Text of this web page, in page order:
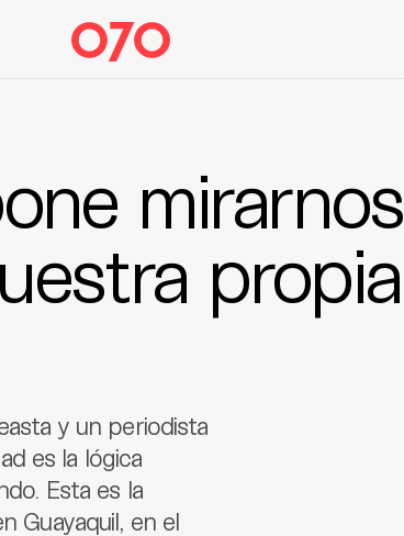
mirarnos
propia
y un periodista
es la lógica
Esta es la
Guayaquil, en el